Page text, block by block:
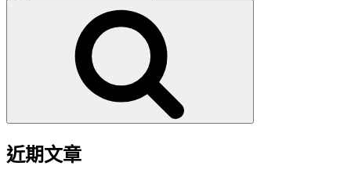
近期文章